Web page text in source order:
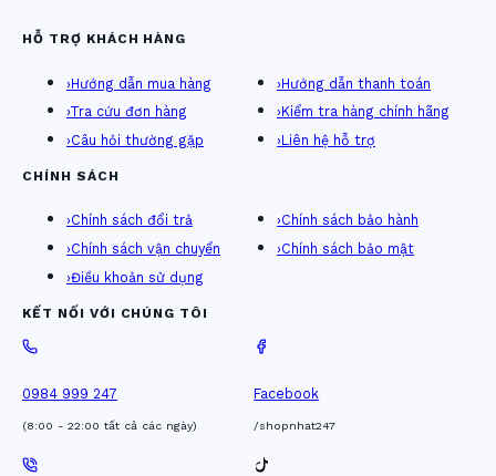
HỖ TRỢ KHÁCH HÀNG
›Hướng dẫn mua hàng ›Hướng dẫn thanh toán
›Tra cứu đơn hàng ›Kiểm tra hàng chính hãng
›Câu hỏi thường gặp ›Liên hệ hỗ trợ
CHÍNH SÁCH
›Chính sách đổi trả ›Chính sách bảo hành
›Chính sách vận chuyển ›Chính sách bảo mật
›Điều khoản sử dụng
KẾT NỐI VỚI CHÚNG TÔI
0984 999 247
(8:00 - 22:00 tất cả các ngày)
Facebook
/shopnhat247